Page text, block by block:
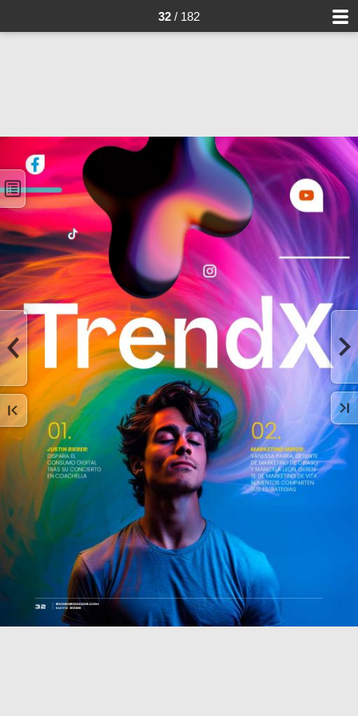
32 / 182